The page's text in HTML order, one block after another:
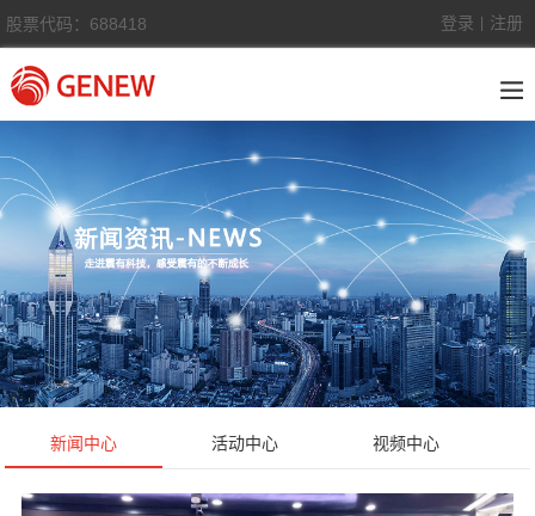
股票代码：688418 登录 注册
新闻中心 活动中心 视频中心